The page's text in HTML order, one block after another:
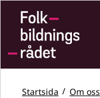
Startsida Om oss